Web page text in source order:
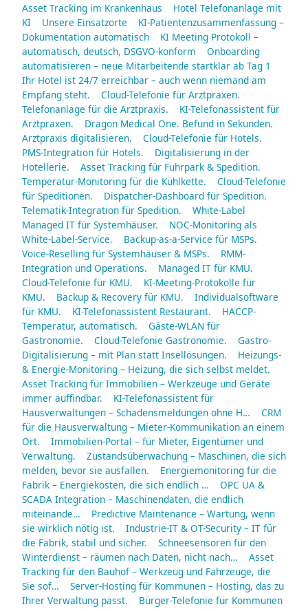
Asset Tracking im Krankenhaus
Hotel Telefonanlage mit
KI
Unsere Einsatzorte
KI-Patientenzusammenfassung –
Dokumentation automatisch
KI Meeting Protokoll –
automatisch, deutsch, DSGVO-konform
Onboarding
automatisieren – neue Mitarbeitende startklar ab Tag 1
Ihr Hotel ist 24/7 erreichbar – auch wenn niemand am
Empfang steht.
Cloud-Telefonie für Arztpraxen.
Telefonanlage für die Arztpraxis.
KI-Telefonassistent für
Arztpraxen.
Dragon Medical One. Befund in Sekunden.
Arztpraxis digitalisieren.
Cloud-Telefonie für Hotels.
PMS-Integration für Hotels.
Digitalisierung in der
Hotellerie.
Asset Tracking für Fuhrpark & Spedition.
Temperatur-Monitoring für die Kühlkette.
Cloud-Telefonie
für Speditionen.
Dispatcher-Dashboard für Spedition.
Telematik-Integration für Spedition.
White-Label
Managed IT für Systemhäuser.
NOC-Monitoring als
White-Label-Service.
Backup-as-a-Service für MSPs.
Voice-Reselling für Systemhäuser & MSPs.
RMM-
Integration und Operations.
Managed IT für KMU.
Cloud-Telefonie für KMU.
KI-Meeting-Protokolle für
KMU.
Backup & Recovery für KMU.
Individualsoftware
für KMU.
KI-Telefonassistent Restaurant.
HACCP-
Temperatur, automatisch.
Gäste-WLAN für
Gastronomie.
Cloud-Telefonie Gastronomie.
Gastro-
Digitalisierung – mit Plan statt Insellösungen.
Heizungs-
& Energie-Monitoring – Heizung, die sich selbst meldet.
Asset Tracking für Immobilien – Werkzeuge und Geräte
immer auffindbar.
KI-Telefonassistent für
Hausverwaltungen – Schadensmeldungen ohne H…
CRM
für die Hausverwaltung – Mieter-Kommunikation an einem
Ort.
Immobilien-Portal – für Mieter, Eigentümer und
Verwaltung.
Zustandsüberwachung – Maschinen, die sich
melden, bevor sie ausfallen.
Energiemonitoring für die
Fabrik – Energiekosten, die sich endlich …
OPC UA &
SCADA Integration – Maschinendaten, die endlich
miteinande…
Predictive Maintenance – Wartung, wenn
sie wirklich nötig ist.
Industrie-IT & OT-Security – IT für
die Fabrik, stabil und sicher.
Schneesensoren für den
Winterdienst – räumen nach Daten, nicht nach…
Asset
Tracking für den Bauhof – Werkzeug und Fahrzeuge, die
Sie sof…
Server-Hosting für Kommunen – Hosting, das zu
Ihrer Verwaltung passt.
Bürger-Telefonie für Kommunen